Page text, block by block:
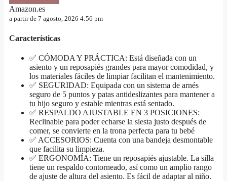
Amazon.es
a partir de 7 agosto, 2026 4:56 pm
Características
✅ CÓMODA Y PRÁCTICA: Está diseñada con un
asiento y un reposapiés grandes para mayor comodidad, y
los materiales fáciles de limpiar facilitan el mantenimiento.
✅ SEGURIDAD: Equipada con un sistema de arnés
seguro de 5 puntos y patas antideslizantes para mantener a
tu hijo seguro y estable mientras está sentado.
✅ RESPALDO AJUSTABLE EN 3 POSICIONES:
Reclinable para poder echarse la siesta justo después de
comer, se convierte en la trona perfecta para tu bebé
✅ ACCESORIOS: Cuenta con una bandeja desmontable
que facilita su limpieza.
✅ ERGONOMÍA: Tiene un reposapiés ajustable. La silla
tiene un respaldo contorneado, así como un amplio rango
de ajuste de altura del asiento. Es fácil de adaptar al niño.